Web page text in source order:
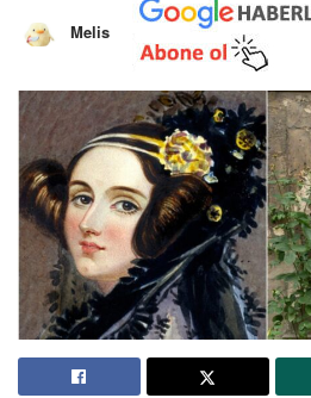
Melis